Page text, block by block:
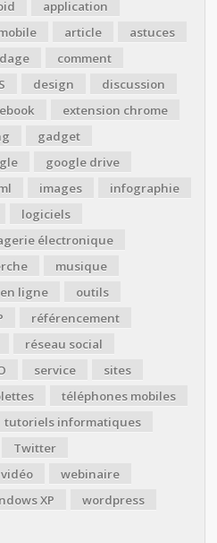
application
article
astuces
comment
design
discussion
ebook
extension chrome
gadget
google drive
images
infographie
logiciels
électronique
musique
ligne
outils
référencement
réseau social
service
sites
téléphones mobiles
tutoriels informatiques
Twitter
vidéo
webinaire
XP
wordpress